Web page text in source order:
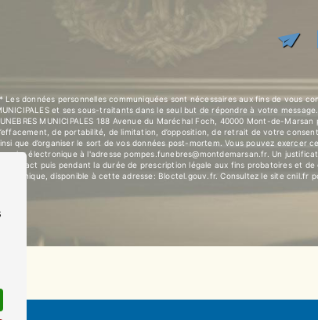
Les données personnelles communiquées sont nécessaires aux fins de vous
et ses sous-traitants dans le seul but de répondre à votre
MUNICIPALES 188 Avenue du Maréchal Foch, 40000 Mont-de-
de portabilité, de limitation, d’opposition, de retrait de votre
que d’organiser le sort de vos données post-mortem. Vous pouvez
électronique à l'adresse pompes.funebres@montdemarsan.fr. Un
de contact puis pendant la durée de prescription légale aux fins probatoires et
téléphonique, disponible à cette adresse: Bloctel.gouv.fr. Consultez le site cnil.fr